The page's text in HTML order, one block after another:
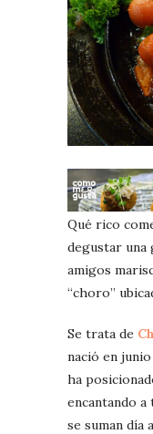
Qué rico
degustar una
amigos
“choro”
Se trata de
nació en
ha
encantando a
se suman día